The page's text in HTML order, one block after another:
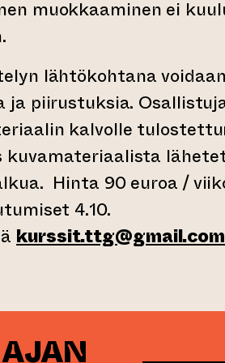
muokkaaminen ei
lähtökohtana
ja piirustuksia.
kalvolle
kuvamateriaalista
Hinta 90 euroa /
4.10.
kurssit.ttg@gmail.com